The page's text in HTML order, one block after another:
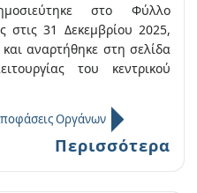
στο Φύλλο
στις 31 Δεκεμβρίου 2025,
αναρτήθηκε στη σελίδα
του κεντρικού
Οργάνων
Περισσότερα